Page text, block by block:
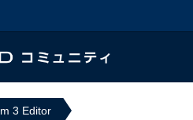
3 Editor